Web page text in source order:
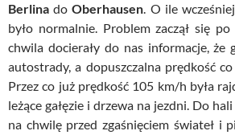
BerlinadoOberhausen. O ile
było normalnie. Problem zaczął się
chwila docierały do nas informacje, że
autostrady, a dopuszczalna prędkość
Przez co już prędkość 105 km/h była
leżące gałęzie i drzewa na jezdni. Do
na chwilę przed zgaśnięciem świateł i